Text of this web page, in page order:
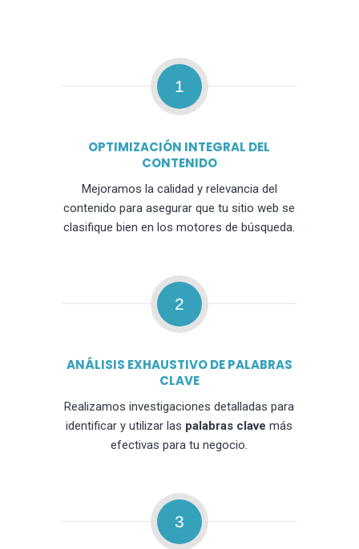
1
OPTIMIZACIÓN INTEGRAL DEL
CONTENIDO
Mejoramos la calidad y relevancia del
contenido para asegurar que tu sitio web se
clasifique bien en los motores de búsqueda.
2
ANÁLISIS EXHAUSTIVO DE PALABRAS
CLAVE
Realizamos investigaciones detalladas para
identificar y utilizar las palabras clave más
efectivas para tu negocio.
3